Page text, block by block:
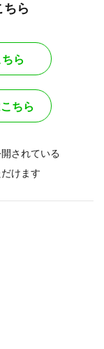
ちら
ら
ちら
されている
けます